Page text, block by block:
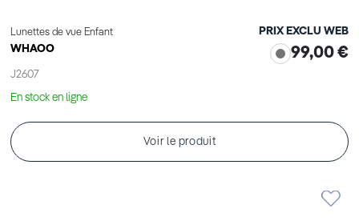
Lunettes de vue Enfant
WHAOO
J2607
PRIX EXCLU WEB
99,00 €
En stock en ligne
Voir le produit